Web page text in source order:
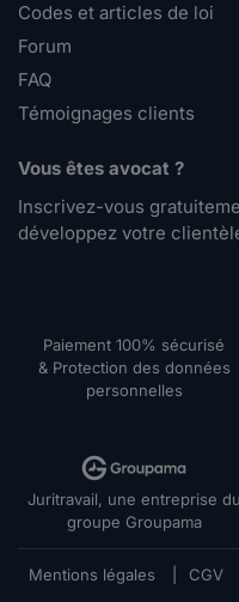
Codes et articles de loi
Forum
FAQ
Témoignages clients
Vous êtes avocat ?
Inscrivez-vous
développez votre
Paiement 100% sécurisé
& Protection des données
personnelles
Juritravail, une entreprise du
groupe Groupama
Mentions légales CGV